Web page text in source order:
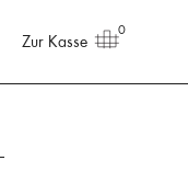
Zur Kasse
0